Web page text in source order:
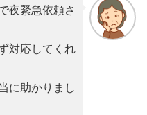
夜緊急依頼さ
対応してくれ
に助かりまし